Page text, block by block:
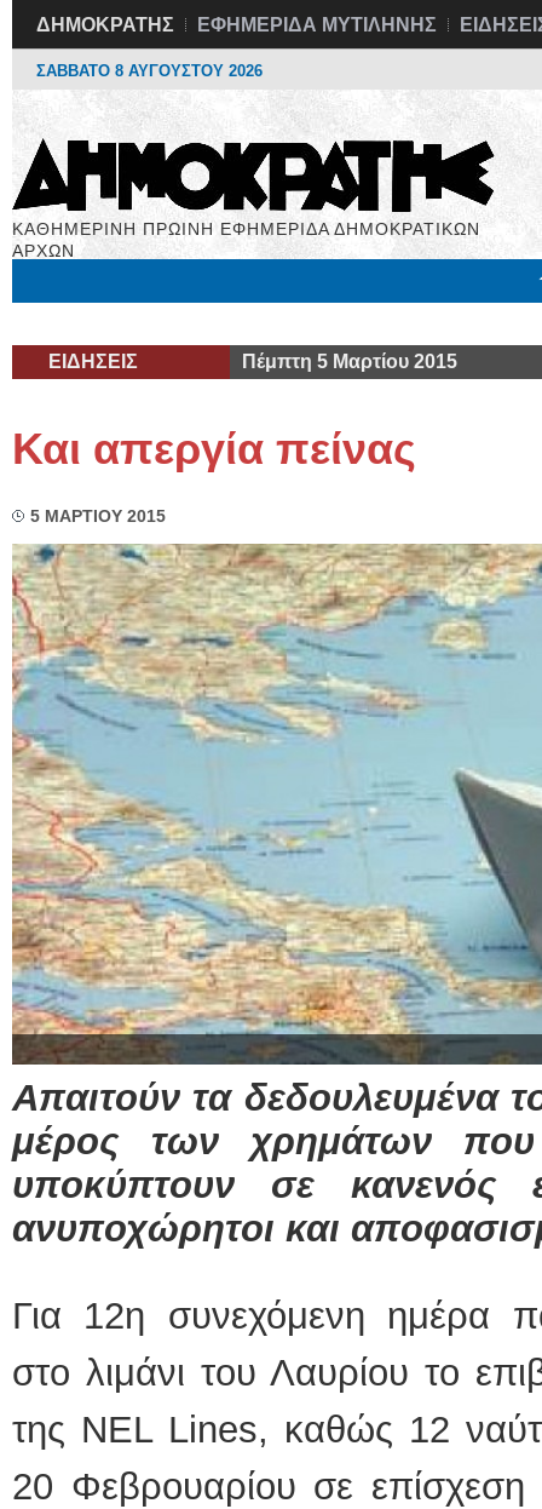
ΔΗΜΟΚΡΑΤΗΣ ΕΦΗΜΕΡΙΔΑ ΜΥΤΙΛΗΝΗΣ
ΣΑΒΒΑΤΟ 8 ΑΥΓΟΥΣΤΟΥ 2026
ΚΑΘΗΜΕΡΙΝΗ ΠΡΩΙΝΗ ΕΦΗΜΕΡΙΔΑ ΔΗΜΟΚΡΑΤΙΚΩΝ
ΑΡΧΩΝ
ΕΙΔΗΣΕΙΣ Πέμπτη 5 Μαρτίου 2015
Και απεργία πείνας
5 ΜΑΡΤΙΟΥ 2015
Απαιτούν τα δεδουλευμένα
μέρος των χρημάτων που
υποκύπτουν σε κανενός
ανυποχώρητοι και
Για 12η συνεχόμενη ημέρα
στο λιμάνι του Λαυρίου το
της NEL Lines, καθώς 12
20 Φεβρουαρίου σε επίσχεση